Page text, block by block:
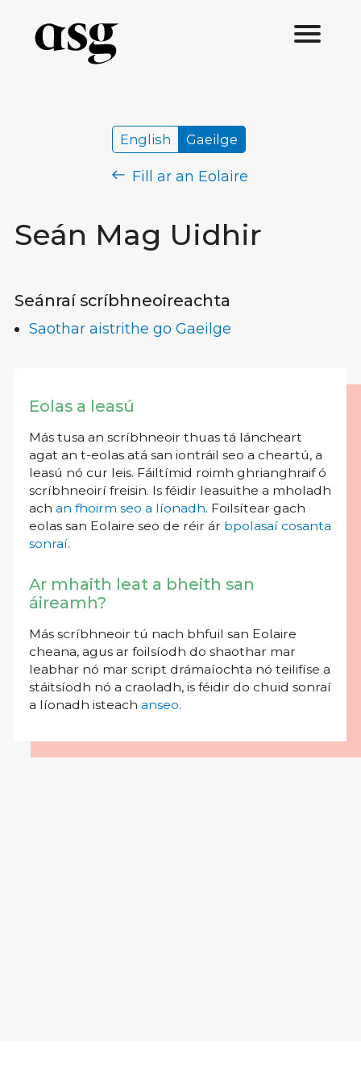
Seán Mag Uidhir
English Gaeilge
Fill ar an Eolaire
Seánraí scríbhneoireachta
Saothar aistrithe go Gaeilge
Eolas a leasú
Más tusa an scríbhneoir thuas tá láncheart
agat an t-eolas atá san iontráil seo a cheartú, a
leasú nó cur leis. Fáiltímid roimh ghrianghraif ó
scríbhneoirí freisin. Is féidir leasuithe a mholadh
ach an fhoirm seo a líonadh. Foilsítear gach
eolas san Eolaire seo de réir ár bpolasaí cosanta
sonraí.
Ar mhaith leat a bheith san
áireamh?
Más scríbhneoir tú nach bhfuil san Eolaire
cheana, agus ar foilsíodh do shaothar mar
leabhar nó mar script drámaíochta nó teilifíse a
stáitsíodh nó a craoladh, is féidir do chuid sonraí
a líonadh isteach anseo.